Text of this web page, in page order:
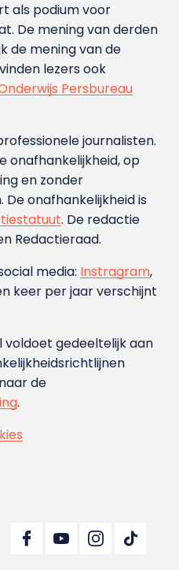
als podium voor
De mening van derden
de mening van de
lezers ook
Persbureau
journalisten.
onafhankelijkheid, op
en zonder
onafhankelijkheid is
. De redactie
Redactieraad.
media: Instragram,
keer per jaar verschijnt
voldoet gedeeltelijk aan
de
.